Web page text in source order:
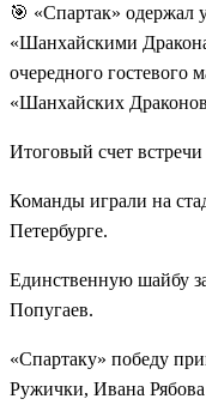
🎯 «Спартак» одержал
«Шанхайскими
очередного гостевого
«Шанхайских
Итоговый счет
Команды играли на
Петербурге.
Единственную шайбу
Попугаев.
«Спартаку» победу
Ружички, Ивана